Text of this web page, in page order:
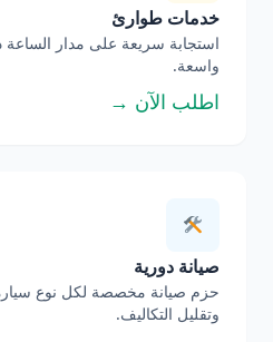
خدمات طوارئ
استجابة سريعة على مدار الساعة
واسعة.
اطلب الآن →
صيانة دورية
حزم صيانة مخصصة لكل نوع
وتقليل التكاليف.